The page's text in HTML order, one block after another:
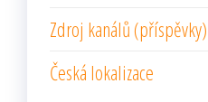
Zdroj kanálů (příspěvky)
Česká lokalizace